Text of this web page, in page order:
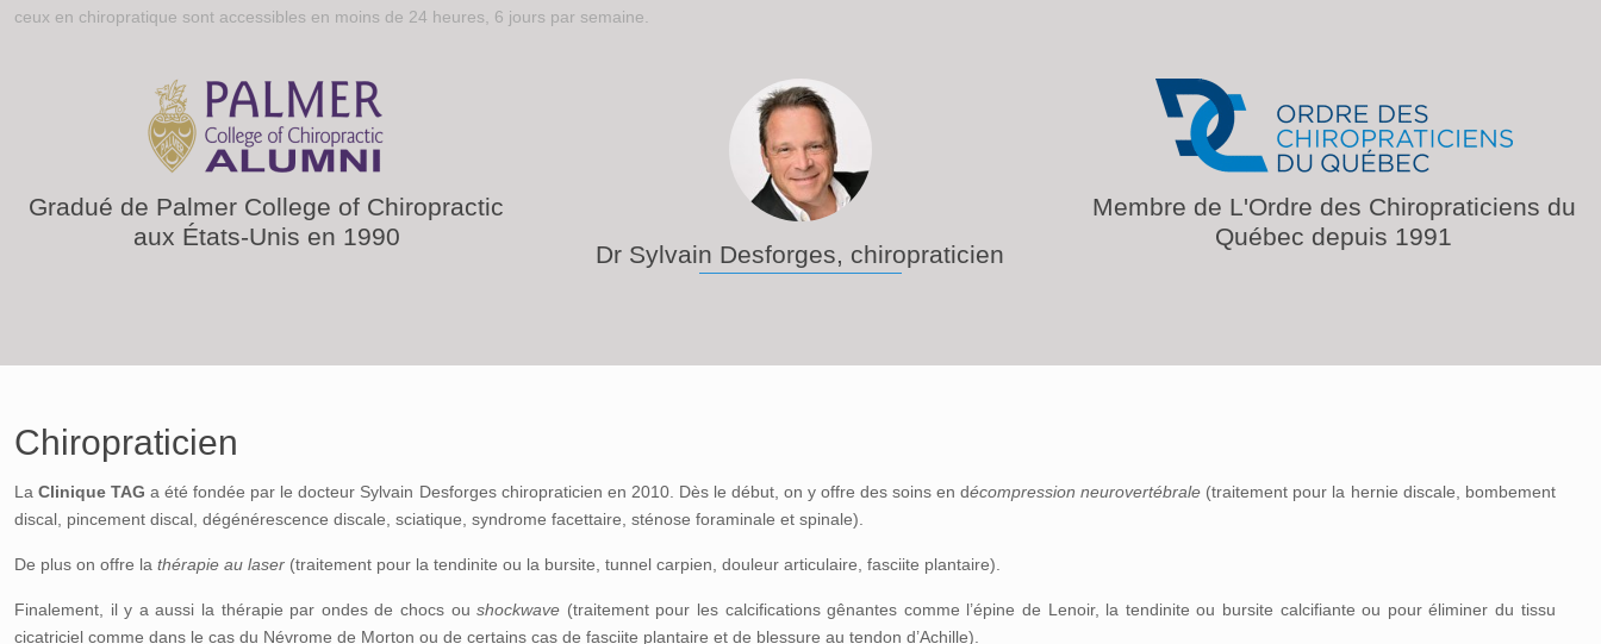
ceux en chiropratique sont accessibles en moins de 24 heures, 6 jours par semaine.
Gradué de Palmer College of Chiropractic
aux États-Unis en 1990
Dr Sylvain Desforges, chiropraticien
Membre de L'Ordre des Chiropraticiens du
Québec depuis 1991
Chiropraticien
LaClinique TAGa été fondée par le docteur Sylvain Desforges chiropraticien en 2010. Dès le début, on y offre des soins en décompression neurovertébrale (traitement pour la hernie discale, bombement
discal, pincement discal, dégénérescence discale, sciatique, syndrome facettaire, sténose foraminale et spinale).
De plus on offre la thérapie au laser (traitement pour la tendinite ou la bursite, tunnel carpien, douleur articulaire, fasciite plantaire).
Finalement, il y a aussi la thérapie par ondes de chocs oushockwave (traitement pour les calcifications gênantes comme l’épine de Lenoir, la tendinite ou bursite calcifiante ou pour éliminer du tissu
cicatriciel comme dans le cas du Névrome de Morton ou de certains cas de fasciite plantaire et de blessure au tendon d’Achille).